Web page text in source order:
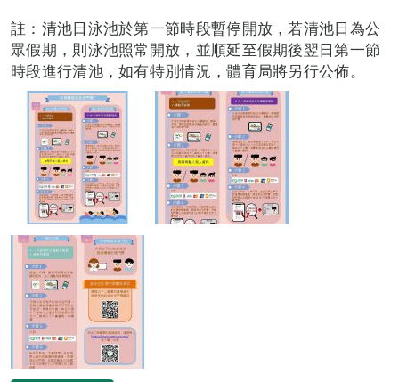
註：清池日泳池於第一節時段暫停開放，若清池日為公
眾假期，則泳池照常開放，並順延至假期後翌日第一節
時段進行清池，如有特別情況，體育局將另行公佈。